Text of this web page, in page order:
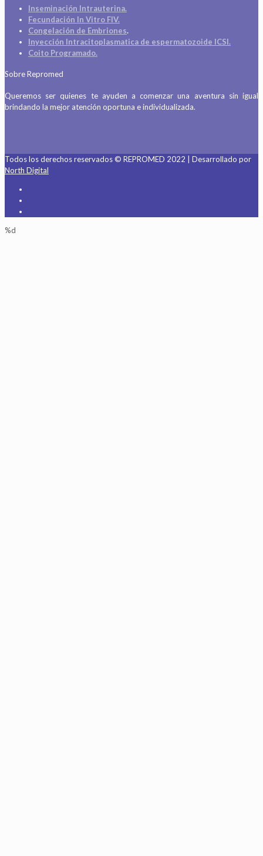
Inseminación Intrauterina.
Fecundación In Vitro FIV.
Congelación de Embriones.
Inyección Intracitoplasmatica de espermatozoide ICSI.
Coito Programado.
Sobre Repromed
Queremos ser quienes te ayuden a comenzar una aventura sin igual
brindando la mejor atención oportuna e individualizada.
Todos los derechos reservados © REPROMED 2022 | Desarrollado por
North Digital
%d